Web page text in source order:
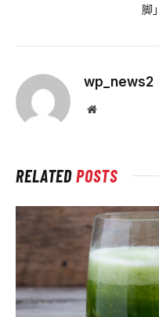
脚」
wp_news2
Website
RELATEDPOSTS